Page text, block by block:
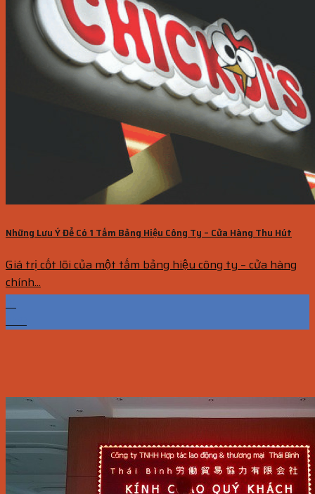
Những Lưu Ý Để Có 1 Tấm Bảng Hiệu Công Ty – Cửa Hàng Thu Hút
Giá trị cốt lõi của một tấm bảng hiệu công ty – cửa hàng
chính...